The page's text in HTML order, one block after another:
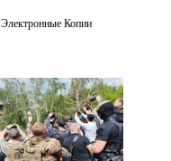
Электронные Копии